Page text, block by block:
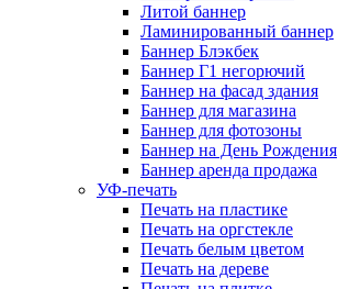
Литой баннер
Ламинированный баннер
Баннер Блэкбек
Баннер Г1 негорючий
Баннер на фасад здания
Баннер для магазина
Баннер для фотозоны
Баннер на День Рождения
Баннер аренда продажа
УФ-печать
Печать на пластике
Печать на оргстекле
Печать белым цветом
Печать на дереве